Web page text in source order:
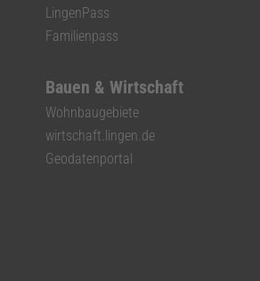
LingenPass
Familienpass
Bauen & Wirtschaft
Wohnbaugebiete
wirtschaft.lingen.de
Geodatenportal